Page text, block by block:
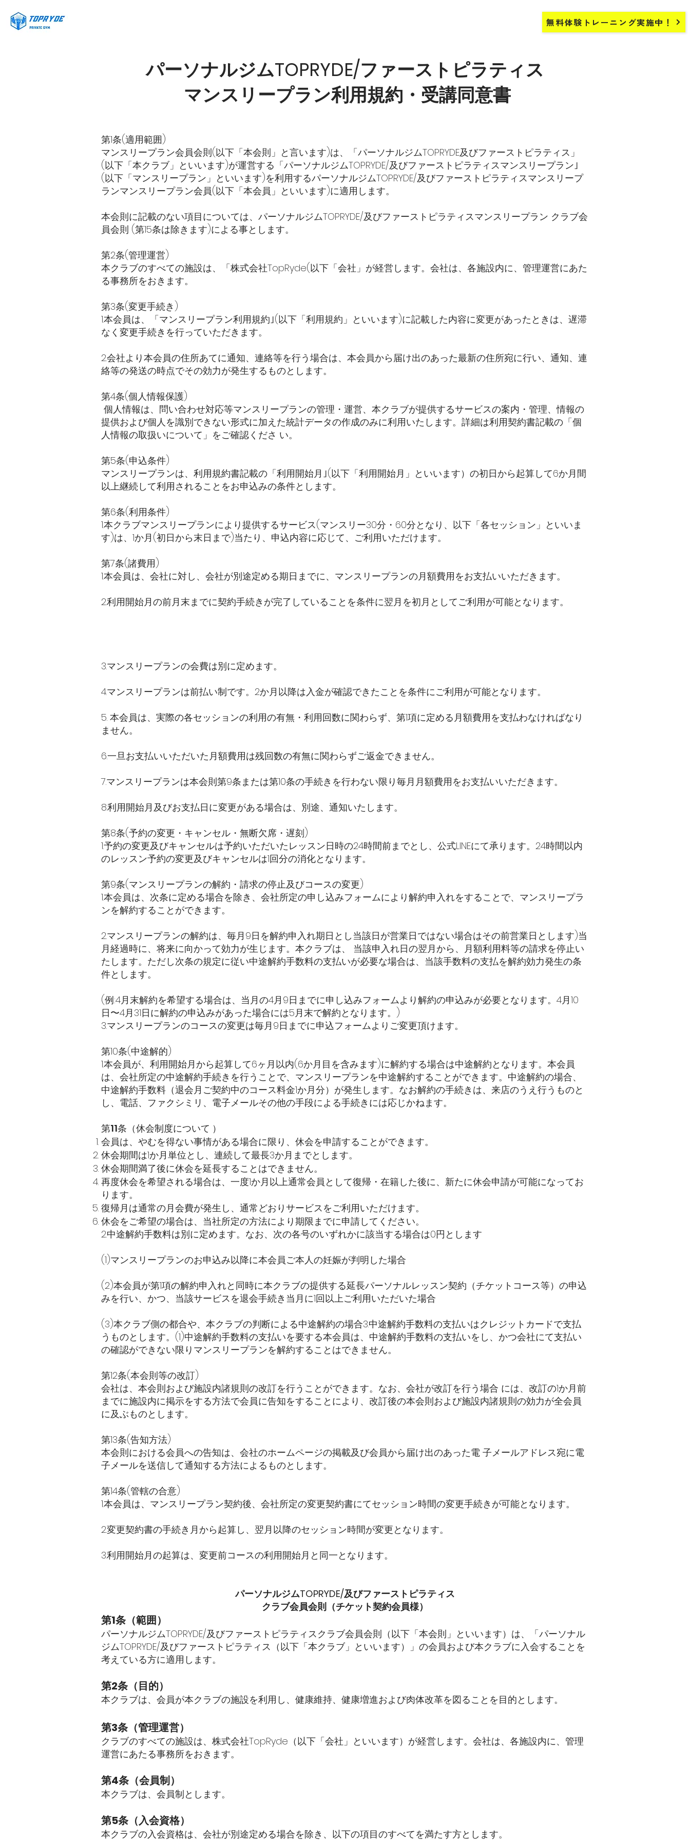
無料体験トレーニング実施中！
パーソナルジムTOPRYDE/ファーストピラティス
マンスリープラン利用規約・受講同意書
第1条(適用範囲)
マンスリープラン会員会則(以下「本会則」と言います)は、「パーソナルジムTOPRYDE及びファーストピラティス」
(以下「本クラブ」といいます)が運営する「パーソナルジムTOPRYDE/及びファーストピラティスマンスリープラン｣
(以下「マンスリープラン」といいます)を利用するパーソナルジムTOPRYDE/及びファーストピラティスマンスリープ
ランマンスリープラン会員(以下「本会員」といいます)に適用します。
本会則に記載のない項目については、パーソナルジムTOPRYDE/及びファーストピラティスマンスリープラン クラブ会
員会則 (第15条は除きます)による事とします。
第2条(管理運営)
本クラブのすべての施設は、「株式会社TopRyde(以下「会社」が経営します。会社は、各施設内に、管理運営にあた
る事務所をおきます。
第3条(変更手続き)
1.本会員は、「マンスリープラン利用規約｣(以下「利用規約」といいます)に記載した内容に変更があったときは、遅滞
なく変更手続きを行っていただきます。
2.会社より本会員の住所あてに通知、連絡等を行う場合は、本会員から届け出のあった最新の住所宛に行い、通知、連
絡等の発送の時点でその効力が発生するものとします。
第4条(個人情報保護)
個人情報は、問い合わせ対応等マンスリープランの管理・運営、本クラブが提供するサービスの案内・管理、情報の
提供および個人を識別できない形式に加えた統計データの作成のみに利用いたします。詳細は利用契約書記載の「個
人情報の取扱いについて」をご確認くださ い。
第5条(申込条件)
マンスリープランは、利用規約書記載の「利用開始月｣(以下「利用開始月」といいます）の初日から起算して6か月間
以上継続して利用されることをお申込みの条件とします。
第6条(利用条件)
1.本クラブマンスリープランにより提供するサービス(マンスリー30分・60分となり、以下「各セッション」といいま
す)は、1か月(初日から末日まで)当たり、申込内容に応じて、ご利用いただけます。
第7条(諸費用)
1.本会員は、会社に対し、会社が別途定める期日までに、マンスリープランの月額費用をお支払いいただきます。
2.利用開始月の前月末までに契約手続きが完了していることを条件に翌月を初月としてご利用が可能となります。
3.マンスリープランの会費は別に定めます。
4.マンスリープランは前払い制です。2か月以降は入金が確認できたことを条件にご利用が可能となります。
5. 本会員は、実際の各セッションの利用の有無・利用回数に関わらず、第1項に定める月額費用を支払わなければなり
ません。
6.一旦お支払いいただいた月額費用は残回数の有無に関わらずご返金できません。
7.マンスリープランは本会則第9条または第10条の手続きを行わない限り毎月月額費用をお支払いいただきます。
8.利用開始月及びお支払日に変更がある場合は、別途、通知いたします。
第8条(予約の変更・キャンセル・無断欠席・遅刻)
1.予約の変更及びキャンセルは予約いただいたレッスン日時の24時間前までとし、公式LINEにて承ります。24時間以内
のレッスン予約の変更及びキャンセルは1回分の消化となります。
第9条(マンスリープランの解約・請求の停止及びコースの変更)
1.本会員は、次条に定める場合を除き、会社所定の申し込みフォームにより解約申入れをすることで、マンスリープラ
ンを解約することができます。
2.マンスリープランの解約は、毎月9日を解約申入れ期日とし当該日が営業日ではない場合はその前営業日とします)当
月経過時に、将来に向かって効力が生じます。本クラブは、 当該申入れ日の翌月から、月額利用料等の請求を停止い
たします。ただし次条の規定に従い中途解約手数料の支払いが必要な場合は、当該手数料の支払を解約効力発生の条
件とします。
(例:4月末解約を希望する場合は、当月の4月9日までに申し込みフォームより解約の申込みが必要となります。4月10
日〜4月31日に解約の申込みがあった場合には5月末で解約となります。)
3.マンスリープランのコースの変更は毎月9日までに申込フォームよりご変更頂けます。
第10条(中途解的)
1.本会員が、利用開始月から起算して6ヶ月以内(6か月目を含みます)に解約する場合は中途解約となります。本会員
は、会社所定の中途解約手続きを行うことで、マンスリープランを中途解約することができます。中途解約の場合、
中途解約手数料（退会月ご契約中のコース料金1か月分）が発生します。なお解約の手続きは、来店のうえ行うものと
し、電話、ファクシミリ、電子メールその他の手段による手続きには応じかねます。
第11条（休会制度について ）
会員は、やむを得ない事情がある場合に限り、休会を申請することができます。
休会期間は1か月単位とし、連続して最長3か月までとします。
休会期間満了後に休会を延長することはできません。
再度休会を希望される場合は、一度1か月以上通常会員として復帰・在籍した後に、新たに休会申請が可能になってお
ります。
復帰月は通常の月会費が発生し、通常どおりサービスをご利用いただけます。
休会をご希望の場合は、当社所定の方法により期限までに申請してください。
2.中途解約手数料は別に定めます。なお、次の各号のいずれかに該当する場合は0円とします
(1)マンスリープランのお申込み以降に本会員ご本人の妊娠が判明した場合
(2)本会員が第1項の解約申入れと同時に本クラブの提供する延長パーソナルレッスン契約（チケットコース等）の申込
みを行い、かつ、当該サービスを退会手続き当月に1回以上ご利用いただいた場合
(3)本クラブ側の都合や、本クラブの判断による中途解約の場合3.中途解約手数料の支払いはクレジットカードで支払
うものとします。(1)中途解約手数料の支払いを要する本会員は、中途解約手数料の支払いをし、かつ会社にて支払い
の確認ができない限りマンスリープランを解約することはできません。
第12条(本会則等の改訂)
会社は、本会則および施設内諸規則の改訂を行うことができます。なお、会社が改訂を行う場合 には、改訂の1か月前
までに施設内に掲示をする方法で会員に告知をすることにより、改訂後の本会則および施設内諸規則の効力が全会員
に及ぶものとします。
第13条(告知方法)
本会則における会員への告知は、会社のホームページの掲載及び会員から届け出のあった電 子メールアドレス宛に電
子メールを送信して通知する方法によるものとします。
第14条(管轄の合意)
1.本会員は、マンスリープラン契約後、会社所定の変更契約書にてセッション時間の変更手続きが可能となります。
2.変更契約書の手続き月から起算し、翌月以降のセッション時間が変更となります。
3.利用開始月の起算は、変更前コースの利用開始月と同一となります。
パーソナルジムTOPRYDE/及びファーストピラティス
クラブ会員会則（チケット契約会員様）
第1条（範囲）
パーソナルジムTOPRYDE/及びファーストピラティスクラブ会員会則（以下「本会則」といいます）は、「パーソナル
ジムTOPRYDE/及びファーストピラティス（以下「本クラブ」といいます）」の会員および本クラブに入会することを
考えている方に適用します。
第2条（目的）
本クラブは、会員が本クラブの施設を利用し、健康維持、健康増進および肉体改革を図ることを目的とします。
第3条（管理運営）
クラブのすべての施設は、株式会社TopRyde（以下「会社」といいます）が経営します。会社は、各施設内に、管理
運営にあたる事務所をおきます。
第4条（会員制）
本クラブは、会員制とします。
第5条（入会資格）
本クラブの入会資格は、会社が別途定める場合を除き、以下の項目のすべてを満たす方とします。